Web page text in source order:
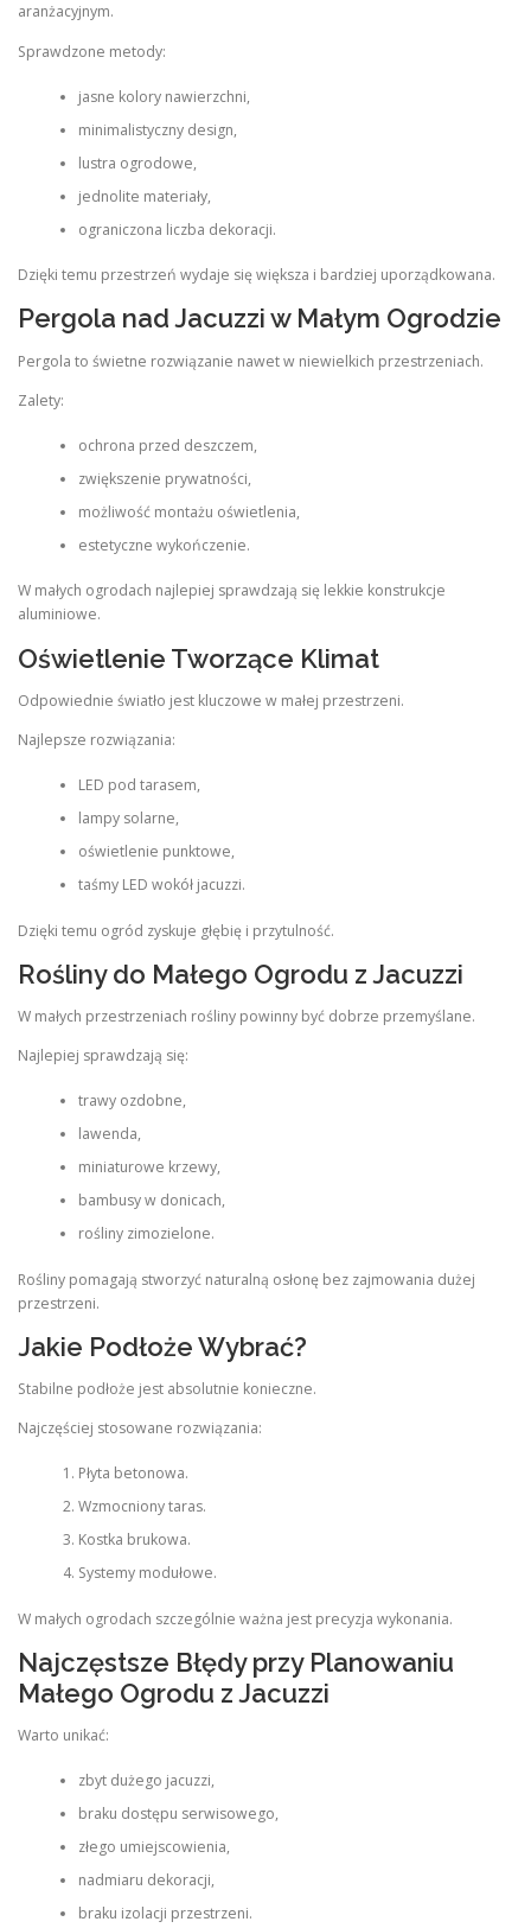
aranżacyjnym.
Sprawdzone metody:
jasne kolory nawierzchni,
minimalistyczny design,
lustra ogrodowe,
jednolite materiały,
ograniczona liczba dekoracji.
Dzięki temu przestrzeń wydaje się większa i bardziej uporządkowana.
Pergola nad Jacuzzi w Małym Ogrodzie
Pergola to świetne rozwiązanie nawet w niewielkich przestrzeniach.
Zalety:
ochrona przed deszczem,
zwiększenie prywatności,
możliwość montażu oświetlenia,
estetyczne wykończenie.
W małych ogrodach najlepiej sprawdzają się lekkie konstrukcje
aluminiowe.
Oświetlenie Tworzące Klimat
Odpowiednie światło jest kluczowe w małej przestrzeni.
Najlepsze rozwiązania:
LED pod tarasem,
lampy solarne,
oświetlenie punktowe,
taśmy LED wokół jacuzzi.
Dzięki temu ogród zyskuje głębię i przytulność.
Rośliny do Małego Ogrodu z Jacuzzi
W małych przestrzeniach rośliny powinny być dobrze przemyślane.
Najlepiej sprawdzają się:
trawy ozdobne,
lawenda,
miniaturowe krzewy,
bambusy w donicach,
rośliny zimozielone.
Rośliny pomagają stworzyć naturalną osłonę bez zajmowania dużej
przestrzeni.
Jakie Podłoże Wybrać?
Stabilne podłoże jest absolutnie konieczne.
Najczęściej stosowane rozwiązania:
Płyta betonowa.
Wzmocniony taras.
Kostka brukowa.
Systemy modułowe.
W małych ogrodach szczególnie ważna jest precyzja wykonania.
Najczęstsze Błędy przy Planowaniu
Małego Ogrodu z Jacuzzi
Warto unikać:
zbyt dużego jacuzzi,
braku dostępu serwisowego,
złego umiejscowienia,
nadmiaru dekoracji,
braku izolacji przestrzeni.